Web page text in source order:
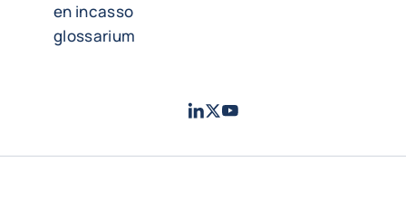
en incasso
glossarium
LinkedIn
TwitterYoutube